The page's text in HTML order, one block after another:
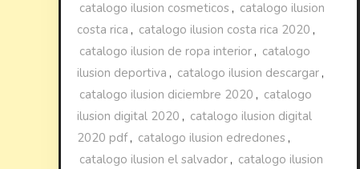
catalogo ilusion cosmeticos , catalogo ilusion
costa rica , catalogo ilusion costa rica 2020 ,
catalogo ilusion de ropa interior , catalogo
ilusion deportiva , catalogo ilusion descargar ,
catalogo ilusion diciembre 2020 , catalogo
ilusion digital 2020 , catalogo ilusion digital
2020 pdf, catalogo ilusion edredones ,
catalogo ilusion el salvador , catalogo ilusion